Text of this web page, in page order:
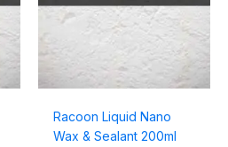
Racoon Liquid Nano
Wax & Sealant 200ml